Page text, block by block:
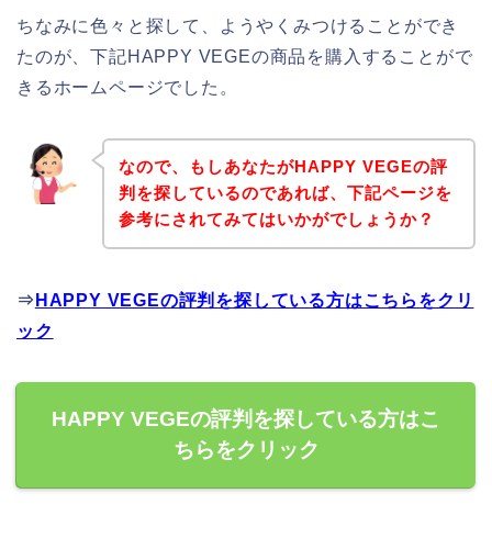
ちなみに色々と探して、ようやくみつけることができ
たのが、下記HAPPY VEGEの商品を購入することがで
きるホームページでした。
なので、もしあなたがHAPPY VEGEの評
判を探しているのであれば、下記ページを
参考にされてみてはいかがでしょうか？
⇒ HAPPY VEGEの評判を探している方はこちらをクリ
ック
HAPPY VEGEの評判を探している方はこ
ちらをクリック